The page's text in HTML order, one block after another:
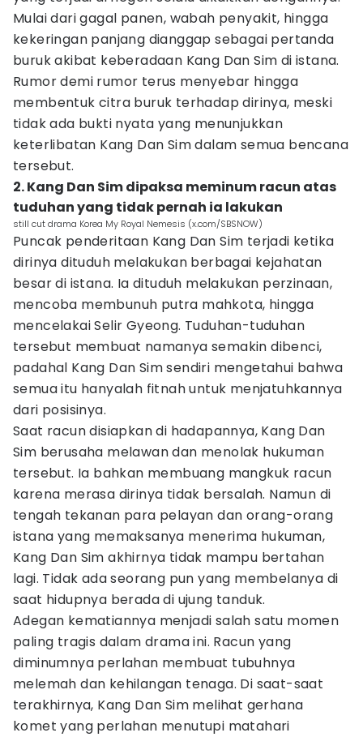
Mulai dari gagal panen, wabah penyakit, hingga
kekeringan panjang dianggap sebagai pertanda
buruk akibat keberadaan Kang Dan Sim di istana.
Rumor demi rumor terus menyebar hingga
membentuk citra buruk terhadap dirinya, meski
tidak ada bukti nyata yang menunjukkan
keterlibatan Kang Dan Sim dalam semua bencana
tersebut.
2. Kang Dan Sim dipaksa meminum racun atas
tuduhan yang tidak pernah ia lakukan
still cut drama Korea My Royal Nemesis (x.com/SBSNOW)
Puncak penderitaan Kang Dan Sim terjadi ketika
dirinya dituduh melakukan berbagai kejahatan
besar di istana. Ia dituduh melakukan perzinaan,
mencoba membunuh putra mahkota, hingga
mencelakai Selir Gyeong. Tuduhan-tuduhan
tersebut membuat namanya semakin dibenci,
padahal Kang Dan Sim sendiri mengetahui bahwa
semua itu hanyalah fitnah untuk menjatuhkannya
dari posisinya.
Saat racun disiapkan di hadapannya, Kang Dan
Sim berusaha melawan dan menolak hukuman
tersebut. Ia bahkan membuang mangkuk racun
karena merasa dirinya tidak bersalah. Namun di
tengah tekanan para pelayan dan orang-orang
istana yang memaksanya menerima hukuman,
Kang Dan Sim akhirnya tidak mampu bertahan
lagi. Tidak ada seorang pun yang membelanya di
saat hidupnya berada di ujung tanduk.
Adegan kematiannya menjadi salah satu momen
paling tragis dalam drama ini. Racun yang
diminumnya perlahan membuat tubuhnya
melemah dan kehilangan tenaga. Di saat-saat
terakhirnya, Kang Dan Sim melihat gerhana
komet yang perlahan menutupi matahari